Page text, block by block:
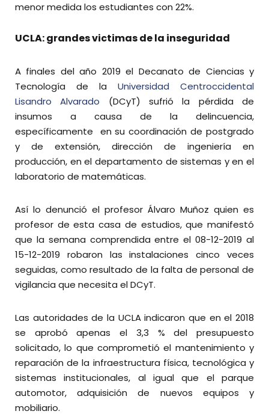
menor medida los estudiantes con 22%.
UCLA: grandes victimas de la inseguridad
A finales del año 2019 el Decanato de Ciencias y
Tecnología de la Universidad Centroccidental
Lisandro Alvarado (DCyT) sufrió la pérdida de
insumos a causa de la delincuencia,
específicamente en su coordinación de postgrado
y de extensión, dirección de ingeniería en
producción, en el departamento de sistemas y en el
laboratorio de matemáticas.
Así lo denunció el profesor Álvaro Muñoz quien es
profesor de esta casa de estudios, que manifestó
que la semana comprendida entre el 08-12-2019 al
15-12-2019 robaron las instalaciones cinco veces
seguidas, como resultado de la falta de personal de
vigilancia que necesita el DCyT.
Las autoridades de la UCLA indicaron que en el 2018
se aprobó apenas el 3,3 % del presupuesto
solicitado, lo que comprometió el mantenimiento y
reparación de la infraestructura física, tecnológica y
sistemas institucionales, al igual que el parque
automotor, adquisición de nuevos equipos y
mobiliario.